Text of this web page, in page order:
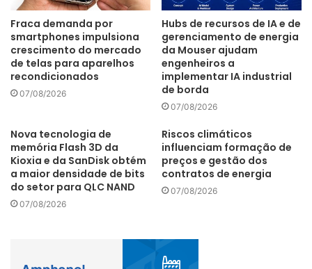
Fraca demanda por
smartphones impulsiona
crescimento do mercado
de telas para aparelhos
recondicionados
07/08/2026
Hubs de recursos de IA e de
gerenciamento de energia
da Mouser ajudam
engenheiros a
implementar IA industrial
de borda
07/08/2026
Nova tecnologia de
memória Flash 3D da
Kioxia e da SanDisk obtém
a maior densidade de bits
do setor para QLC NAND
07/08/2026
Riscos climáticos
influenciam formação de
preços e gestão dos
contratos de energia
07/08/2026